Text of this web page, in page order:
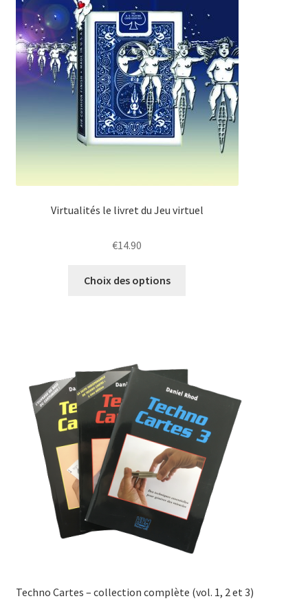
Virtualités le livret du Jeu virtuel
€14.90
Choix des options
peuvent
être
choisies
sur
la
page
du
produit
Techno Cartes – collection complète (vol. 1, 2 et 3)